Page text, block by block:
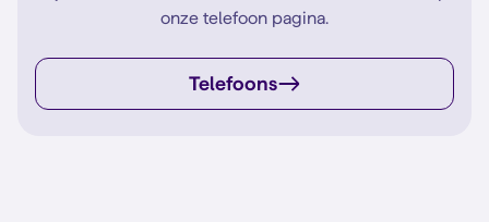
onze telefoon pagina.
Telefoons